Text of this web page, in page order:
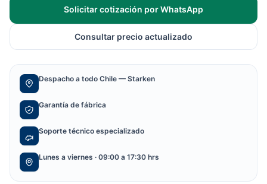
Solicitar cotización por WhatsApp
Consultar precio actualizado
Despacho a todo Chile — Starken
Garantía de fábrica
Soporte técnico especializado
Lunes a viernes · 09:00 a 17:30 hrs